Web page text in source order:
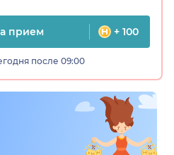
прием + 100
после 09:00